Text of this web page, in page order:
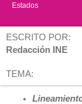
Estados
ESCRITO POR:
Redacción INE
TEMA: